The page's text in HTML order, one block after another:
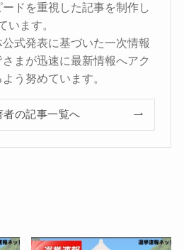
ドを重視した記事を制作し
います。
式発表に基づいた一次情報
まが迅速に最新情報へアク
う努めています。
者の記事一覧へ